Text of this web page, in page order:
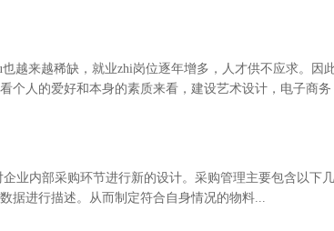
越来越稀缺，就业zhi岗位逐年增多，人才供不应求。因
个人的爱好和本身的素质来看，建设艺术设计，电子商务
业内部采购环节进行新的设计。采购管理主要包含以下
据进行描述。从而制定符合自身情况的物料...